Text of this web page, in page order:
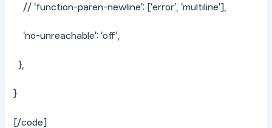
// ‘function-paren-newline’: [‘error’, ‘multiline’],
‘no-unreachable’: ‘off’,
},
}
[/code]